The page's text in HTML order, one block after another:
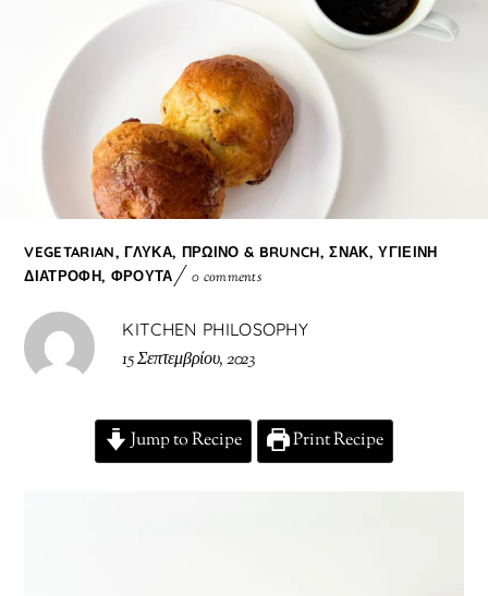
VEGETARIAN,ΓΛΥΚΆ, ΠΡΩΙΝΌ & BRUNCH,ΣΝΑΚ,ΥΓΙΕΙΝΉ
ΔΙΑΤΡΟΦΉ, ΦΡΟΎΤΑ 0 comments
KITCHEN PHILOSOPHY
15 Σεπτεμβρίου, 2023
Jump to Recipe Print Recipe